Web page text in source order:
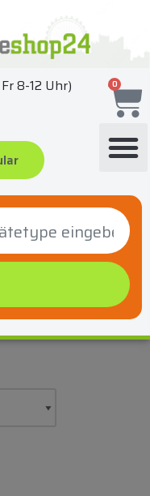
8-12 Uhr) 0